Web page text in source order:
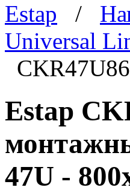
Estap /
Universal
Estap
47U -